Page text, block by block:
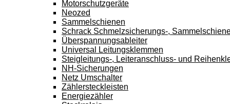
Motorschutzgeräte
Neozed
Sammelschienen
Schrack Schmelzsicherungs-,
Überspannungsableiter
Universal Leitungsklemmen
Steigleitungs-, Leiteranschluss- und
NH-Sicherungen
Netz Umschalter
Zählersteckleisten
Energiezähler